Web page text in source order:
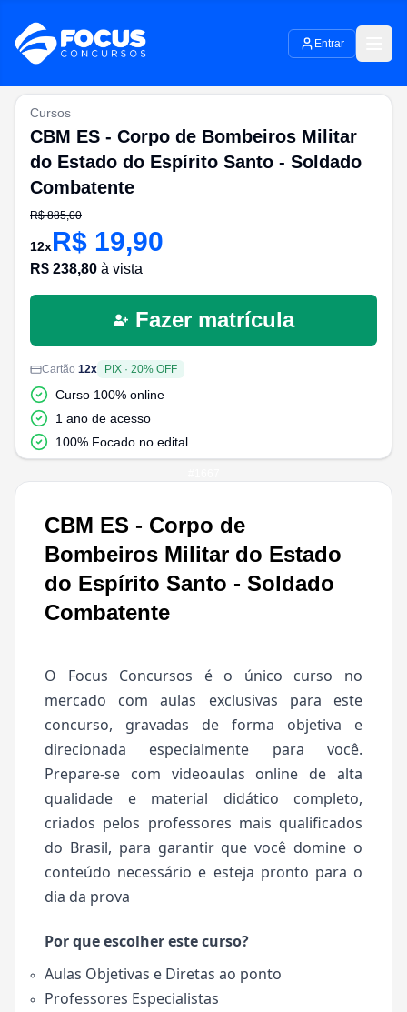
Entrar
CBM ES - Corpo de
Bombeiros Militar do Estado
do Espírito Santo - Soldado
Combatente
O Focus Concursos é o único curso no
mercado com aulas exclusivas para este
concurso, gravadas de forma objetiva e
direcionada especialmente para você.
Prepare-se com videoaulas online de alta
qualidade e material didático completo,
criados pelos professores mais qualificados
do Brasil, para garantir que você domine o
conteúdo necessário e esteja pronto para o
dia da prova
Por que escolher este curso?
Aulas Objetivas e Diretas ao ponto
Professores Especialistas
Cursos
CBM ES - Corpo de Bombeiros Militar
do Estado do Espírito Santo - Soldado
Combatente
R$885,00
12xR$ 19,90
R$ 238,80 à vista
Fazer matrícula
Cartão 12x PIX · 20% OFF
Curso 100% online
1 ano de acesso
100% Focado no edital